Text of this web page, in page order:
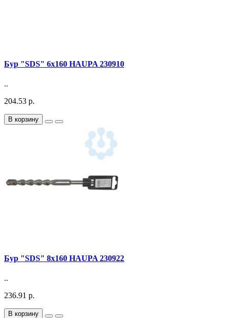
Бур "SDS" 6х160 HAUPA 230910
..
204.53 р.
В корзину
Бур "SDS" 8х160 HAUPA 230922
..
236.91 р.
В корзину